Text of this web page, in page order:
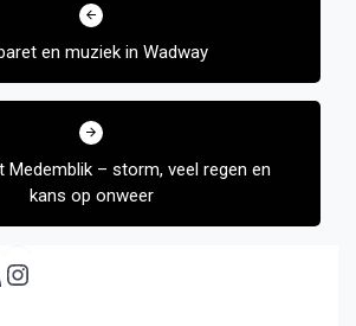
en muziek in Wadway
Medemblik – storm, veel regen en
kans op onweer
RSS feed